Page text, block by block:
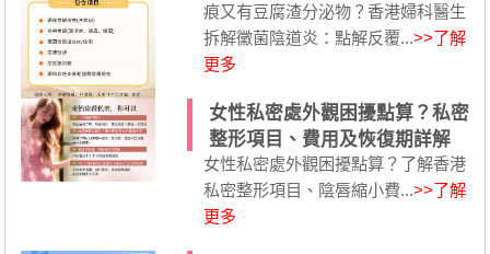
痕又有豆腐渣分泌物？香港婦科醫生
拆解黴菌陰道炎：點解反覆...>>了解
更多
女性私密處外觀困擾點算？私密
整形項目、費用及恢復期詳解
女性私密處外觀困擾點算？了解香港
私密整形項目、陰唇縮小費...>>了解
更多